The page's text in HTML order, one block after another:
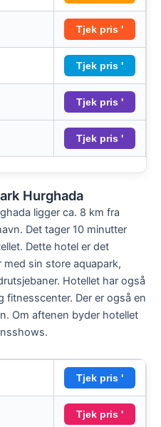
Tjek pris '
Tjek pris '
Tjek pris '
Tjek pris '
Hurghada
ligger ca. 8 km fra
Det tager 10 minutter
Dette hotel er det
sin store aquapark,
Hotellet har også
Der er også en
Om aftenen byder hotellet
Tjek pris '
Tjek pris '